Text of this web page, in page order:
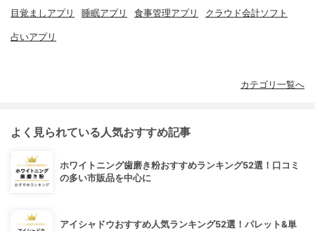
目覚ましアプリ 睡眠アプリ 食事管理アプリ クラウド会計ソフト
占いアプリ
カテゴリ一覧へ
よく見られている人気おすすめ記事
ホワイトニング歯磨き粉おすすめランキング52選！口コミ
の多い市販品を中心に
アイシャドウおすすめ人気ランキング52選！パレット&単